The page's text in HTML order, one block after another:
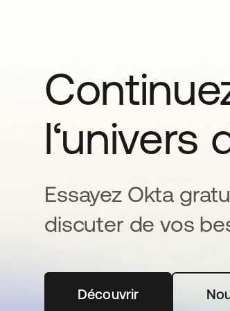
l‘univers
Essayez Okta
discuter de vos
Découvrirs’ouvre dans un